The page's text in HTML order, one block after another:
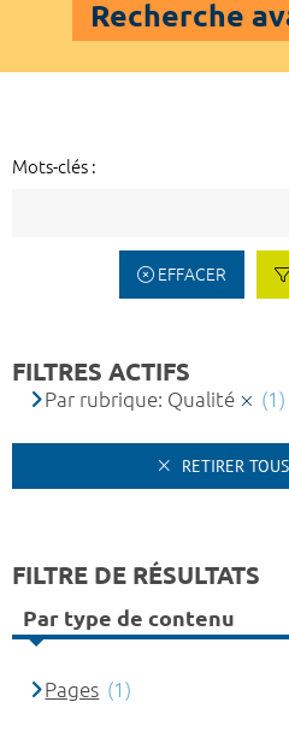
Recherche
Mots-clés :
EFFACER
FILTRES ACTIFS
Par rubrique: Qualité (1)
RETIRER
FILTRE DE RÉSULTATS
Par type de contenu
Pages (1)